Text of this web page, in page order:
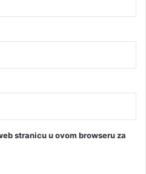
stranicu u ovom browseru za